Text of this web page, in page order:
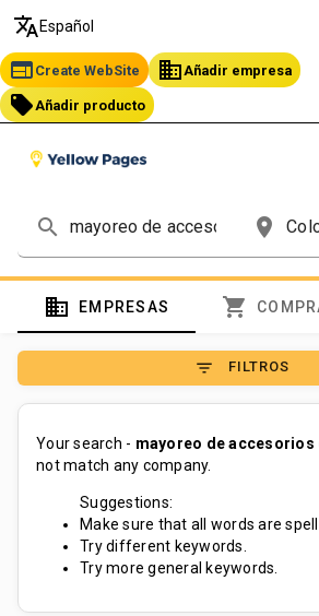
translate Español
web Create WebSite business Añadir empresa
local_offer Añadir producto
search place
domain EMPRESAS shopping_cart
filter_list FILTROS
Your search - mayoreo de
not match any company.
Suggestions:
Make sure that all words are
Try different keywords.
Try more general keywords.